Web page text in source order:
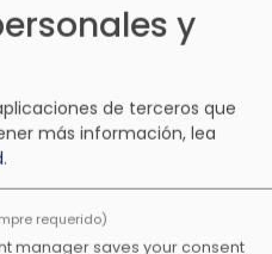
y
de terceros que
más información, lea
.
requerido)
manager saves your consent